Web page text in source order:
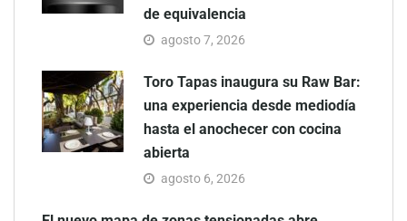
de equivalencia
agosto 7, 2026
Toro Tapas inaugura su Raw Bar:
una experiencia desde mediodía
hasta el anochecer con cocina
abierta
agosto 6, 2026